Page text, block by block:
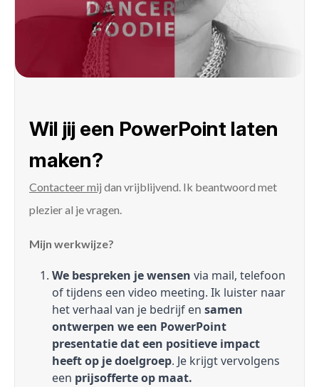
Wil jij een PowerPoint laten
maken?
Contacteer mij dan vrijblijvend. Ik beantwoord met
plezier al je vragen.
Mijn werkwijze?
We bespreken je wensen via mail, telefoon
of tijdens een video meeting. Ik luister naar
het verhaal van je bedrijf en samen
ontwerpen we een PowerPoint
presentatie dat een positieve impact
heeft op je doelgroep. Je krijgt vervolgens
een prijsofferte op maat.